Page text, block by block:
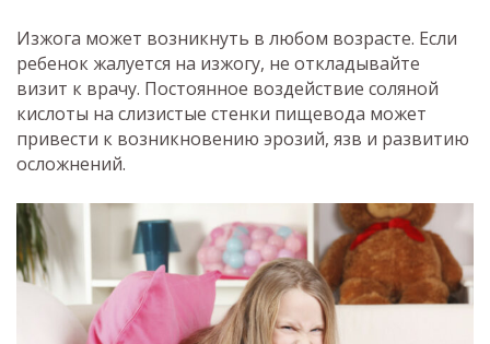
Изжога может возникнуть в любом возрасте. Если
ребенок жалуется на изжогу, не откладывайте
визит к врачу. Постоянное воздействие соляной
кислоты на слизистые стенки пищевода может
привести к возникновению эрозий, язв и развитию
осложнений.